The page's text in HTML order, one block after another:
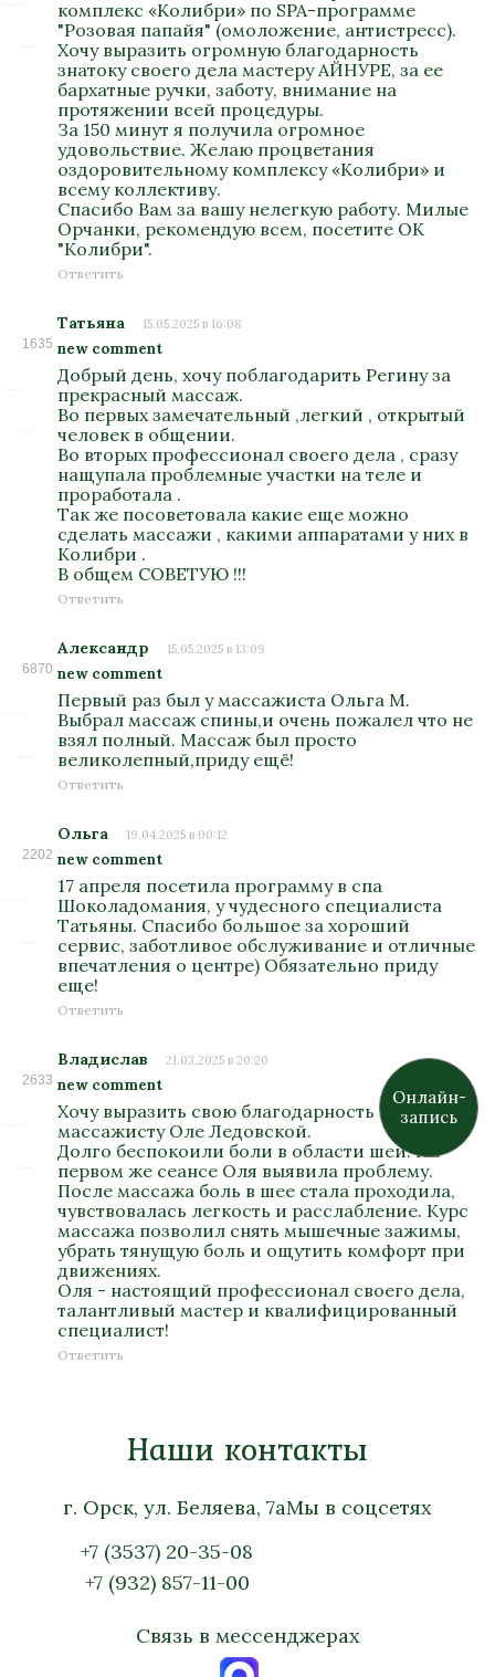
комплекс «Колибри» по SPA-программе
"Розовая папайя" (омоложение, антистресс).
Хочу выразить огромную благодарность
знатоку своего дела мастеру АЙНУРЕ, за ее
бархатные ручки, заботу, внимание на
протяжении всей процедуры.
За 150 минут я получила огромное
удовольствие. Желаю процветания
оздоровительному комплексу «Колибри» и
всему коллективу.
Спасибо Вам за вашу нелегкую работу. Милые
Орчанки, рекомендую всем, посетите ОК
"Колибри".
Ответить
1635
Татьяна 15.05.2025 в 16:08
new comment
Добрый день, хочу поблагодарить Регину за
прекрасный массаж.
Во первых замечательный ,легкий , открытый
человек в общении.
Во вторых профессионал своего дела , сразу
нащупала проблемные участки на теле и
проработала .
Так же посоветовала какие еще можно
сделать массажи , какими аппаратами у них в
Колибри .
В общем СОВЕТУЮ !!!
Ответить
6870
Александр 15.05.2025 в 13:09
new comment
Первый раз был у массажиста Ольга М.
Выбрал массаж спины,и очень пожалел что не
взял полный. Массаж был просто
великолепный,приду ещё!
Ответить
2202
Ольга 19.04.2025 в 00:12
new comment
17 апреля посетила программу в спа
Шоколадомания, у чудесного специалиста
Татьяны. Спасибо большое за хороший
сервис, заботливое обслуживание и отличные
впечатления о центре) Обязательно приду
еще!
Ответить
2633
Владислав 21.03.2025 в 20:20
new comment
Хочу выразить свою благодарность
массажисту Оле Ледовской.
Долго беспокоили боли в области шеи. На
первом же сеансе Оля выявила проблему.
После массажа боль в шее стала проходила,
чувствовалась легкость и расслабление. Курс
массажа позволил снять мышечные зажимы,
убрать тянущую боль и ощутить комфорт при
движениях.
Оля - настоящий профессионал своего дела,
талантливый мастер и квалифицированный
специалист!
Ответить
Наши контакты
г. Орск, ул. Беляева, 7а
+7 (3537) 20-35-08
+7 (932) 857-11-00
Мы в соцсетях
Связь в мессенджерах
Онлайн-
запись